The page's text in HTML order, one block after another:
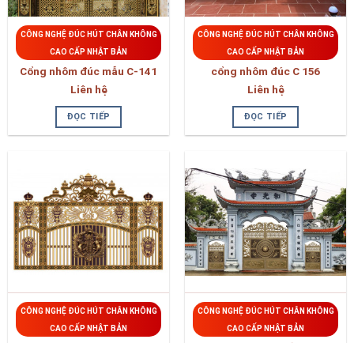
CÔNG NGHỆ ĐÚC HÚT CHÂN KHÔNG
CAO CẤP NHẬT BẢN
Cổng nhôm đúc mẫu C-141
Liên hệ
ĐỌC TIẾP
CÔNG NGHỆ ĐÚC HÚT CHÂN KHÔNG
CAO CẤP NHẬT BẢN
cổng nhôm đúc C 156
Liên hệ
ĐỌC TIẾP
CÔNG NGHỆ ĐÚC HÚT CHÂN KHÔNG
CAO CẤP NHẬT BẢN
CÔNG NGHỆ ĐÚC HÚT CHÂN KHÔNG
CAO CẤP NHẬT BẢN